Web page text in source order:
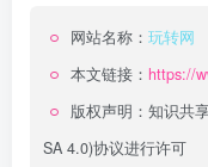
网站名称： 玩转网
本文链接： https://
版权声明： 知识共
SA 4.0)协议进行许可